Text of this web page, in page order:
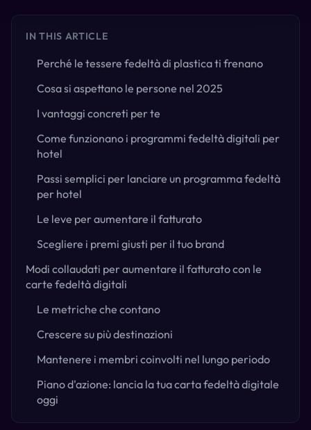
IN THIS ARTICLE
Perché le tessere fedeltà di plastica ti frenano
Cosa si aspettano le persone nel 2025
I vantaggi concreti per te
Come funzionano i programmi fedeltà digitali per
hotel
Passi semplici per lanciare un programma fedeltà
per hotel
Le leve per aumentare il fatturato
Scegliere i premi giusti per il tuo brand
Modi collaudati per aumentare il fatturato con le
carte fedeltà digitali
Le metriche che contano
Crescere su più destinazioni
Mantenere i membri coinvolti nel lungo periodo
Piano d'azione: lancia la tua carta fedeltà digitale
oggi